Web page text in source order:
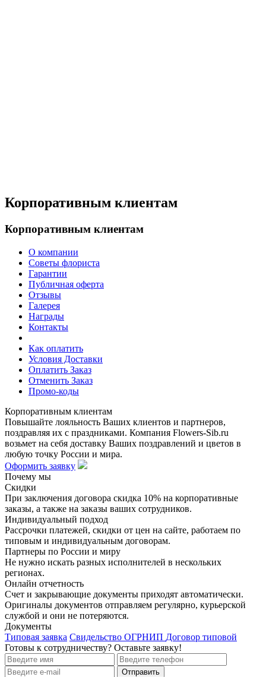
Корпоративным клиентам
Корпоративным клиентам
О компании
Советы флориста
Гарантии
Публичная оферта
Отзывы
Галерея
Награды
Контакты
Как оплатить
Условия Доставки
Оплатить Заказ
Отменить Заказ
Промо-коды
Корпоративным клиентам
Повышайте лояльность Ваших клиентов и партнеров,
поздравляя их с праздниками. Компания Flowers-Sib.ru
возьмет на себя доставку Ваших поздравлений и цветов в
любую точку России и мира.
Оформить заявку
Почему мы
Скидки
При заключения договора скидка 10% на корпоративные
заказы, а также на заказы ваших сотрудников.
Индивидуальный подход
Рассрочки платежей, скидки от цен на сайте, работаем по
типовым и индивидуальным договорам.
Партнеры по России и миру
Не нужно искать разных исполнителей в нескольких
регионах.
Онлайн отчетность
Счет и закрывающие документы приходят автоматически.
Оригиналы документов отправляем регулярно, курьерской
службой и они не потеряются.
Документы
Типовая заявка Свидельство ОГРНИП Договор типовой
Готовы к сотрудничеству? Оставьте заявку!